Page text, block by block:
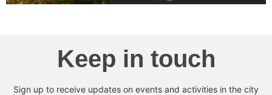
Keep in touch
Sign up to receive updates on events and activities in the city